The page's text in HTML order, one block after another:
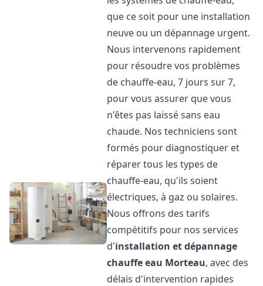
que ce soit pour une installation
neuve ou un dépannage urgent.
Nous intervenons rapidement
pour résoudre vos problèmes
de chauffe-eau, 7 jours sur 7,
pour vous assurer que vous
n'êtes pas laissé sans eau
chaude. Nos techniciens sont
formés pour diagnostiquer et
réparer tous les types de
chauffe-eau, qu'ils soient
électriques, à gaz ou solaires.
Nous offrons des tarifs
compétitifs pour nos services
d'installation et dépannage
chauffe eau Morteau, avec des
délais d'intervention rapides